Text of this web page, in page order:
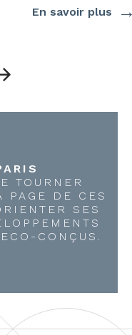
En savoir plus
TOURNER
PAGE DE CES
SES
CONÇUS.